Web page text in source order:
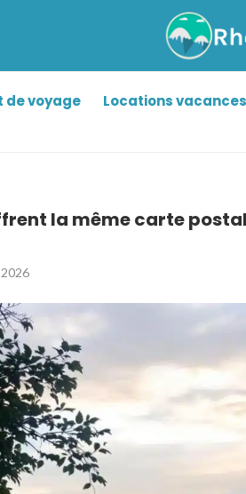
de voyage Locations vacances
la même carte